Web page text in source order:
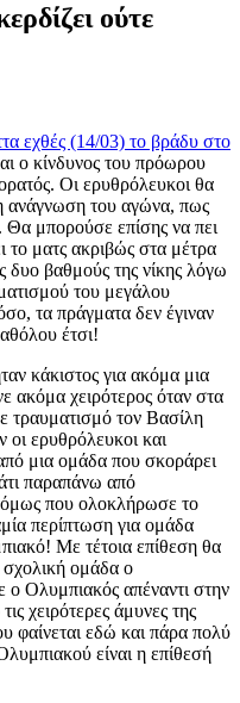
ούτε
εχθές (14/03) το βράδυ στο
ο κίνδυνος του πρόωρου
Οι ερυθρόλευκοι θα
ανάγνωση του αγώνα, πως
Θα μπορούσε επίσης να πει
το ματς ακριβώς στα μέτρα
δυο βαθμούς της νίκης λόγω
του μεγάλου
τα πράγματα δεν έγιναν
έτσι!
κάκιστος για ακόμα μια
ακόμα χειρότερος όταν στα
τραυματισμό τον Βασίλη
ερυθρόλευκοι και
μια ομάδα που σκοράρει
παραπάνω από
όμως που ολοκλήρωσε το
περίπτωση για ομάδα
Με τέτοια επίθεση θα
σχολική ομάδα ο
ο Ολυμπιακός απέναντι στην
χειρότερες άμυνες της
φαίνεται εδώ και πάρα πολύ
είναι η επίθεσή